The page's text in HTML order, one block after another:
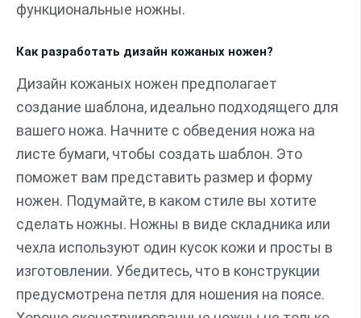
функциональные ножны.
Как разработать дизайн кожаных ножен?
Дизайн кожаных ножен предполагает
создание шаблона, идеально подходящего для
вашего ножа. Начните с обведения ножа на
листе бумаги, чтобы создать шаблон. Это
поможет вам представить размер и форму
ножен. Подумайте, в каком стиле вы хотите
сделать ножны. Ножны в виде складника или
чехла используют один кусок кожи и просты в
изготовлении. Убедитесь, что в конструкции
предусмотрена петля для ношения на поясе.